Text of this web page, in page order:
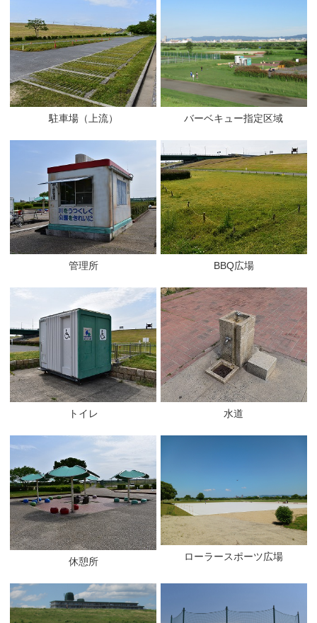
駐車場（上流） バーベキュー指定区域
管理所 BBQ広場
トイレ 水道
休憩所 ローラースポーツ広場